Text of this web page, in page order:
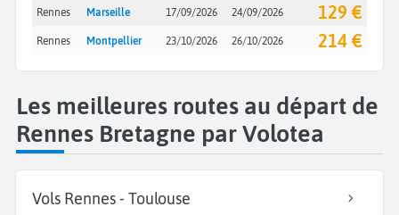
Rennes Marseille 17/09/2026 24/09/2026 129 €
Rennes Montpellier 23/10/2026 26/10/2026 214 €
Les meilleures routes au départ de
Rennes Bretagne par Volotea
Vols Rennes - Toulouse